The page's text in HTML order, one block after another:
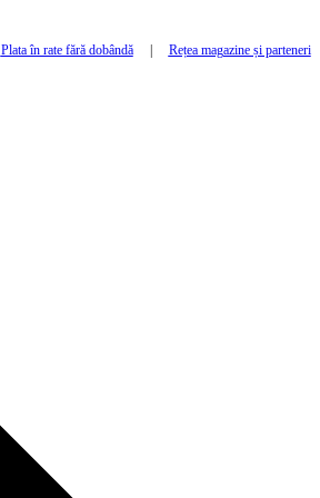
Plata în rate fără dobândă| Rețea magazine și parteneri